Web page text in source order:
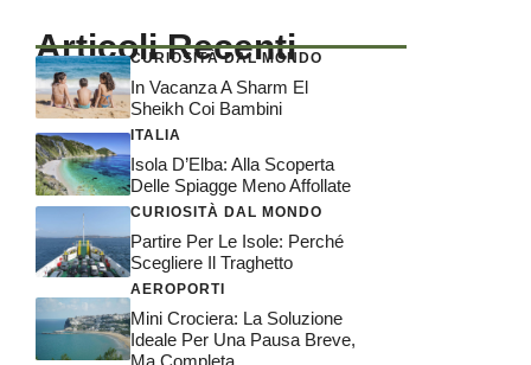
Articoli Recenti
CURIOSITÀ DAL MONDO
In Vacanza A Sharm El
Sheikh Coi Bambini
ITALIA
Isola D’Elba: Alla Scoperta
Delle Spiagge Meno Affollate
CURIOSITÀ DAL MONDO
Partire Per Le Isole: Perché
Scegliere Il Traghetto
AEROPORTI
Mini Crociera: La Soluzione
Ideale Per Una Pausa Breve,
Ma Completa